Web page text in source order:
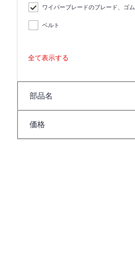
ワイパーブレードのブレード、ゴム
ベルト
全て表示する
部品名
価格